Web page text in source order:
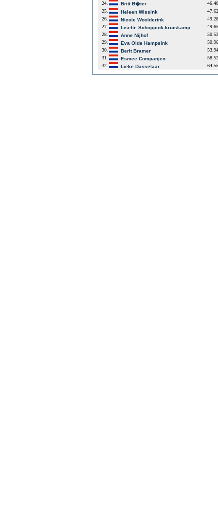
24.
Britt B�ter
46.40
25.
Heleen Wissink
47.62
26.
Nicole Woolderink
49.28
27.
Lisette Schoppink-kruiskamp
49.65
28.
Anne Nijhof
50.53
29.
Eva Olde Hampsink
50.96
30.
Berit Bramer
53.94
31.
Esmee Companjen
58.52
32.
Lieke Dasselaar 64.55